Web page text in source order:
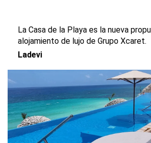
La Casa de la Playa es la nueva
alojamiento de lujo de Grupo Xcaret.
Ladevi